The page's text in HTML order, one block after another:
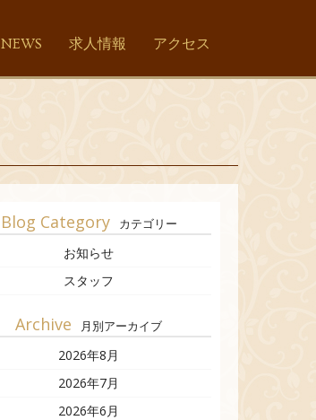
NEWS 求人情報 アクセス
Blog Category カテゴリー
お知らせ
スタッフ
Archive 月別アーカイブ
2026年8月
2026年7月
2026年6月